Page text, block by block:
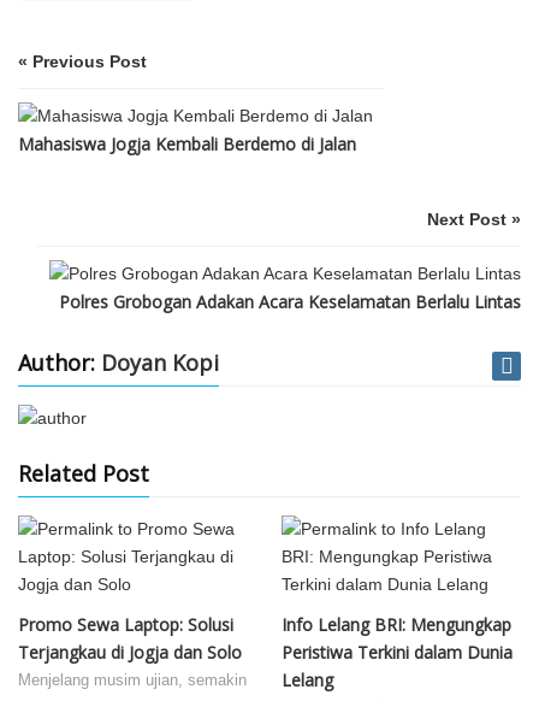
« Previous Post
Mahasiswa Jogja Kembali Berdemo di Jalan
Next Post »
Polres Grobogan Adakan Acara Keselamatan Berlalu Lintas
Author: Doyan Kopi
Related Post
Promo Sewa Laptop: Solusi
Terjangkau di Jogja dan Solo
Menjelang musim ujian, semakin
Info Lelang BRI: Mengungkap
Peristiwa Terkini dalam Dunia
Lelang